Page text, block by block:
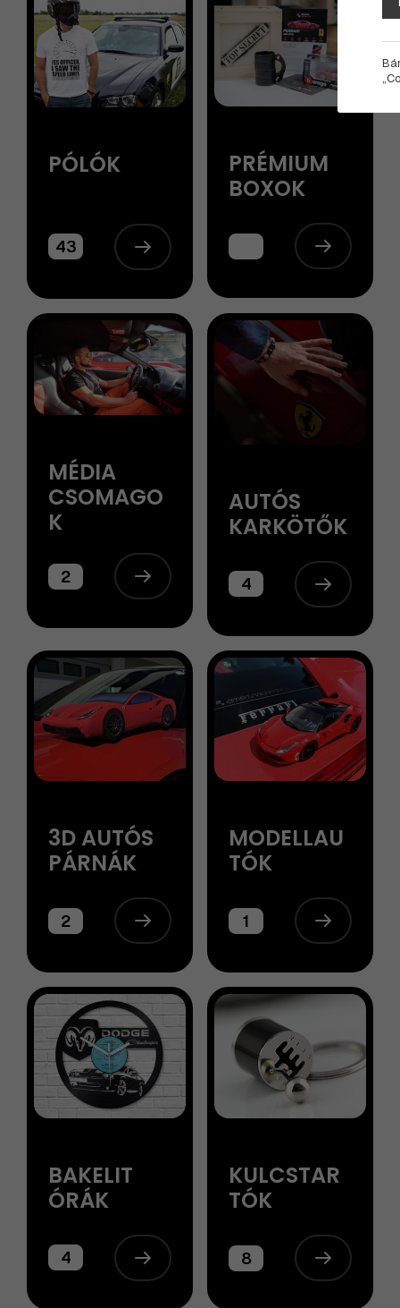
PÓLÓK
43
PRÉMIUM
BOXOK
MÉDIA
CSOMAGO
K
2
AUTÓS
KARKÖTŐK
4
3D AUTÓS
PÁRNÁK
2
MODELLAU
TÓK
1
BAKELIT
ÓRÁK
4
KULCSTAR
TÓK
8